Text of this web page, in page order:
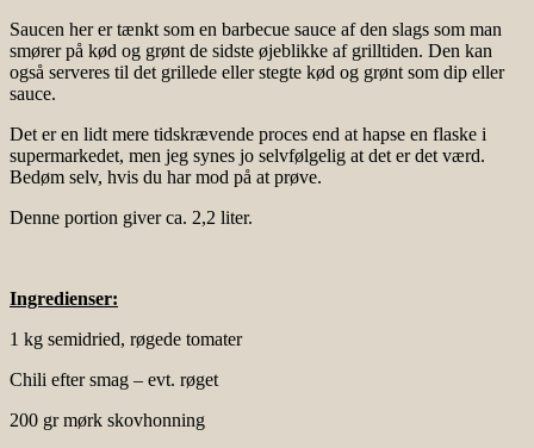
Saucen her er tænkt som en barbecue sauce af den slags som man
smører på kød og grønt de sidste øjeblikke af grilltiden. Den kan
også serveres til det grillede eller stegte kød og grønt som dip eller
sauce.
Det er en lidt mere tidskrævende proces end at hapse en flaske i
supermarkedet, men jeg synes jo selvfølgelig at det er det værd.
Bedøm selv, hvis du har mod på at prøve.
Denne portion giver ca. 2,2 liter.
Ingredienser:
1 kg semidried, røgede tomater
Chili efter smag – evt. røget
200 gr mørk skovhonning